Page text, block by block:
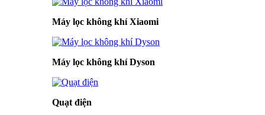
Máy lọc không khí Xiaomi
Máy lọc không khí Dyson
Quạt điện